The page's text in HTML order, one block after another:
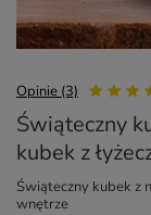
Opinie (3)
Świąteczny
kubek z
Świąteczny kubek z
wnętrze